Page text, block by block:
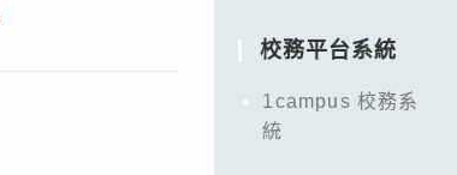
校務平台系統
1campus 校務系
統